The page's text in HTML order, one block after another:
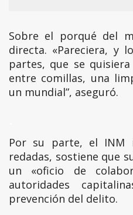
Sobre el porqué del
directa. «Pareciera, y
partes, que se
entre comillas, una
un mundial”, aseguró.
Por su parte, el INM
redadas, sostiene que
un «oficio de
autoridades
prevención del delito.